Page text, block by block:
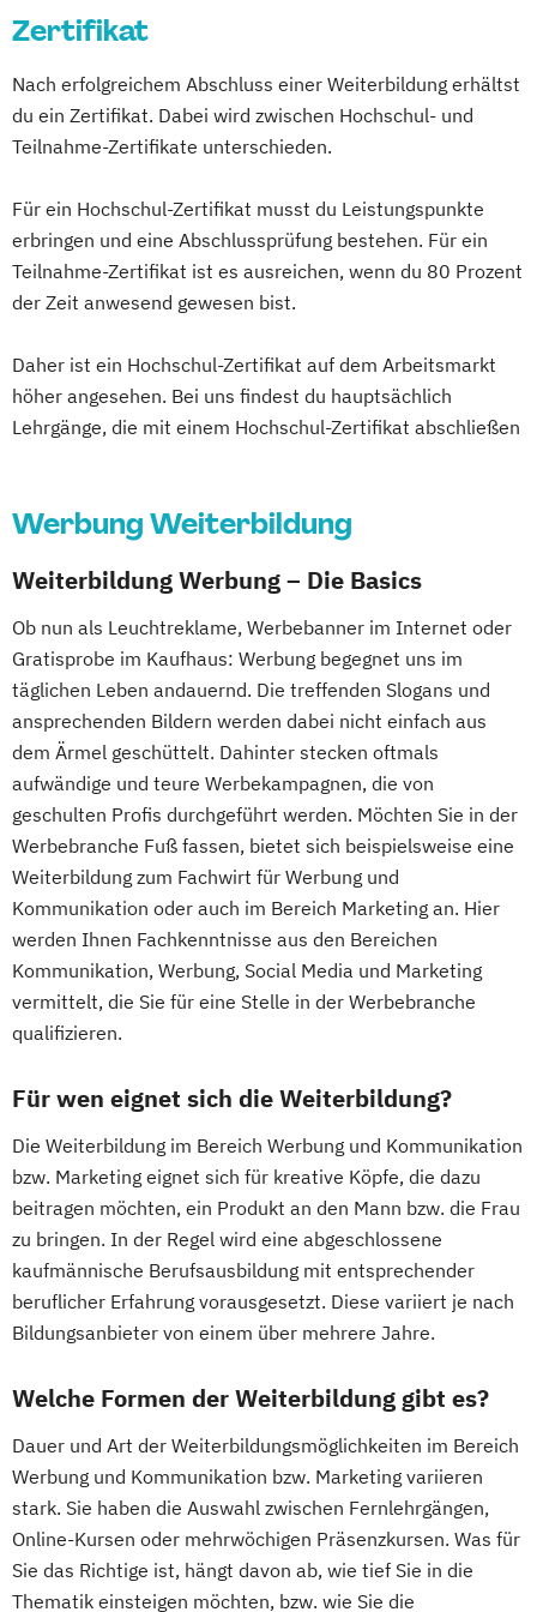
Zertifikat
Nach erfolgreichem Abschluss einer Weiterbildung erhältst
du ein Zertifikat. Dabei wird zwischen Hochschul- und
Teilnahme-Zertifikate unterschieden.
Für ein Hochschul-Zertifikat musst du Leistungspunkte
erbringen und eine Abschlussprüfung bestehen. Für ein
Teilnahme-Zertifikat ist es ausreichen, wenn du 80 Prozent
der Zeit anwesend gewesen bist.
Daher ist ein Hochschul-Zertifikat auf dem Arbeitsmarkt
höher angesehen. Bei uns findest du hauptsächlich
Lehrgänge, die mit einem Hochschul-Zertifikat abschließen
Werbung Weiterbildung
Weiterbildung Werbung – Die Basics
Ob nun als Leuchtreklame, Werbebanner im Internet oder
Gratisprobe im Kaufhaus: Werbung begegnet uns im
täglichen Leben andauernd. Die treffenden Slogans und
ansprechenden Bildern werden dabei nicht einfach aus
dem Ärmel geschüttelt. Dahinter stecken oftmals
aufwändige und teure Werbekampagnen, die von
geschulten Profis durchgeführt werden. Möchten Sie in der
Werbebranche Fuß fassen, bietet sich beispielsweise eine
Weiterbildung zum Fachwirt für Werbung und
Kommunikation oder auch im Bereich Marketing an. Hier
werden Ihnen Fachkenntnisse aus den Bereichen
Kommunikation, Werbung, Social Media und Marketing
vermittelt, die Sie für eine Stelle in der Werbebranche
qualifizieren.
Für wen eignet sich die Weiterbildung?
Die Weiterbildung im Bereich Werbung und Kommunikation
bzw. Marketing eignet sich für kreative Köpfe, die dazu
beitragen möchten, ein Produkt an den Mann bzw. die Frau
zu bringen. In der Regel wird eine abgeschlossene
kaufmännische Berufsausbildung mit entsprechender
beruflicher Erfahrung vorausgesetzt. Diese variiert je nach
Bildungsanbieter von einem über mehrere Jahre.
Welche Formen der Weiterbildung gibt es?
Dauer und Art der Weiterbildungsmöglichkeiten im Bereich
Werbung und Kommunikation bzw. Marketing variieren
stark. Sie haben die Auswahl zwischen Fernlehrgängen,
Online-Kursen oder mehrwöchigen Präsenzkursen. Was für
Sie das Richtige ist, hängt davon ab, wie tief Sie in die
Thematik einsteigen möchten, bzw. wie Sie die